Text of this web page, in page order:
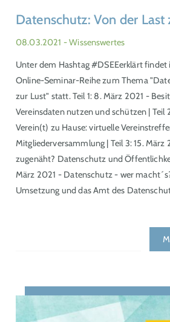
Datenschutz: Von der Last
08.03.2021 - Wissenswertes
Unter dem Hashtag #DSEEerklärt
Online-Seminar-Reihe zum Thema
zur Lust" statt. Teil 1: 8. März 2021 -
Vereinsdaten nutzen und schützen | Teil
Verein(t) zu Hause: virtuelle
Mitgliederversammlung | Teil 3: 15. März
zugenäht? Datenschutz und
März 2021 - Datenschutz - wer
Umsetzung und das Amt des